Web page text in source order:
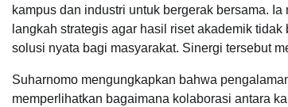
kampus dan industri untuk bergerak bersama.
langkah strategis agar hasil riset akademik
solusi nyata bagi masyarakat. Sinergi tersebut
Suharnomo mengungkapkan bahwa
memperlihatkan bagaimana kolaborasi antara